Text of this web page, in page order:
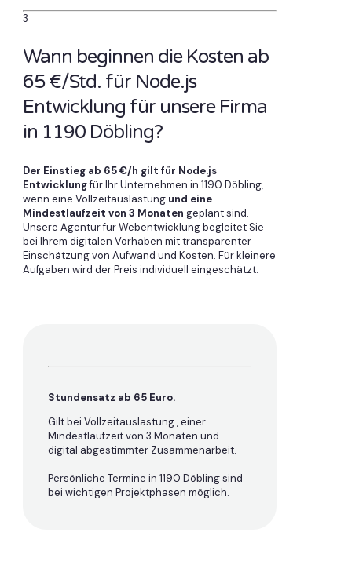
3
Wann beginnen die Kosten ab
65 €/Std. für Node.js
Entwicklung für unsere Firma
in 1190 Döbling?
Der Einstieg ab 65 €/h gilt für Node.js
Entwicklungfür Ihr Unternehmen in 1190 Döbling,
wenn eine Vollzeitauslastung und eine
Mindestlaufzeit von 3 Monaten geplant sind.
Unsere Agentur für Webentwicklung begleitet Sie
bei Ihrem digitalen Vorhaben mit transparenter
Einschätzung von Aufwand und Kosten. Für kleinere
Aufgaben wird der Preis individuell eingeschätzt.
Stundensatz ab 65 Euro.
Gilt bei Vollzeitauslastung , einer
Mindestlaufzeit von 3 Monaten und
digital abgestimmter Zusammenarbeit.
Persönliche Termine in 1190 Döbling sind
bei wichtigen Projektphasen möglich.